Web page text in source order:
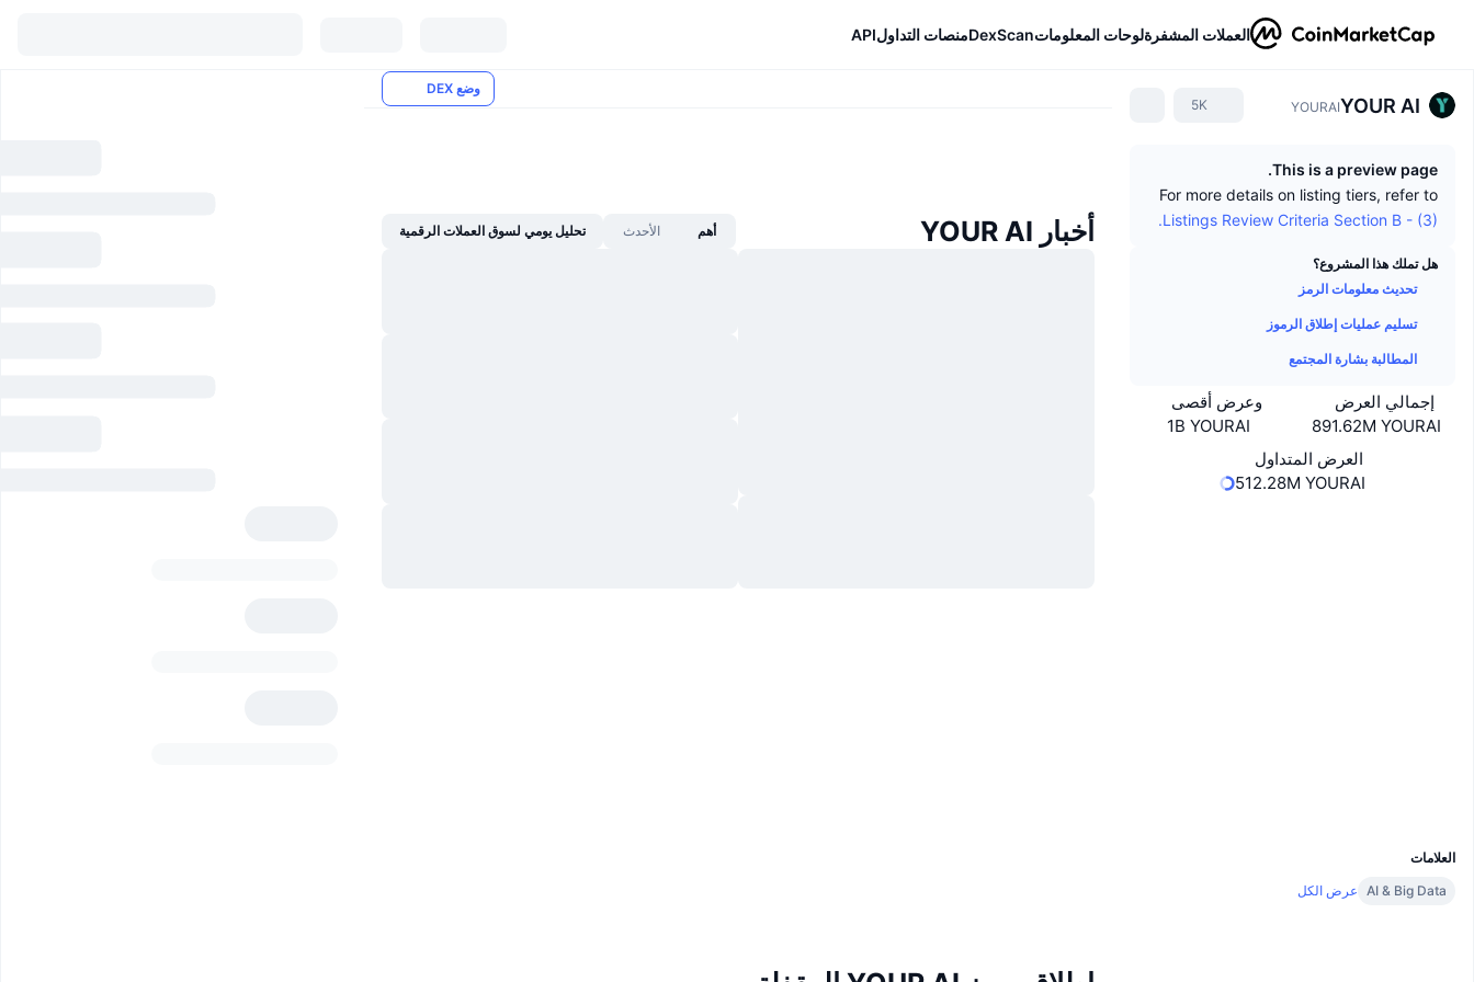
العملات المشفرةلوحات المعلوماتDexScanمنصات التداولAPI
YOUR AI
YOURAI
5K
This is a preview page.
For more details on listing tiers, refer to
Listings Review Criteria Section B - (3).
هل تملك هذا المشروع؟
تحديث معلومات الرمز
تسليم عمليات إطلاق الرموز
المطالبة بشارة المجتمع
إجمالي العرض
891.62M YOURAI
وعرض أقصى
1B YOURAI
العرض المتداول
512.28M YOURAI
العلامات
AI & Big Data عرض الكل
وضع DEX
أخبار YOUR AI أهم الأحدث تحليل يومي لسوق العملات الرقمية